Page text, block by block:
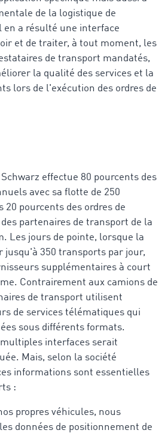
de la logistique de
a résulté une interface
et de traiter, à tout moment, les
de transport mandatés,
la qualité des services et la
lors de l'exécution des ordres de
effectue 80 pourcents des
avec sa flotte de 250
20 pourcents des ordres de
partenaires de transport de la
Les jours de pointe, lorsque la
jusqu'à 350 transports par jour,
supplémentaires à court
Contrairement aux camions de
de transport utilisent
de services télématiques qui
sous différents formats.
interfaces serait
Mais, selon la société
informations sont essentielles
:
propres véhicules, nous
données de positionnement de